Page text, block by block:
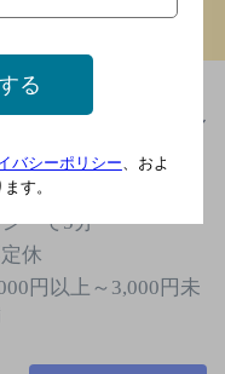
コールはもちろん
わり、お1人からグル
線 原水駅よりタ
ーで5分
休
円以上～3,000円未
る
バシーポリシー 、およ
す。